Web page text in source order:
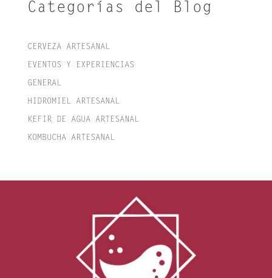
Categorías del Blog
CERVEZA ARTESANAL
EVENTOS Y EXPERIENCIAS
GENERAL
HIDROMIEL ARTESANAL
KEFIR DE AGUA ARTESANAL
KOMBUCHA ARTESANAL